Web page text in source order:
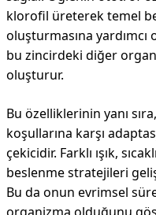
klorofil üreterek temel
oluşturmasına
bu zincirdeki diğer
oluşturur.
Bu özelliklerinin yanı
koşullarına karşı
çekicidir. Farklı ışık,
beslenme stratejileri
Bu da onun evrimsel